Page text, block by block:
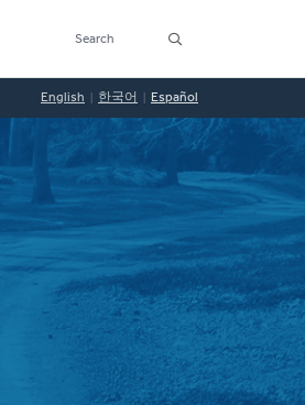
More
English 한국어 Español